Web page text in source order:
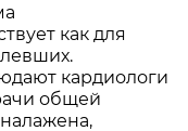
как для
кардиологи
общей